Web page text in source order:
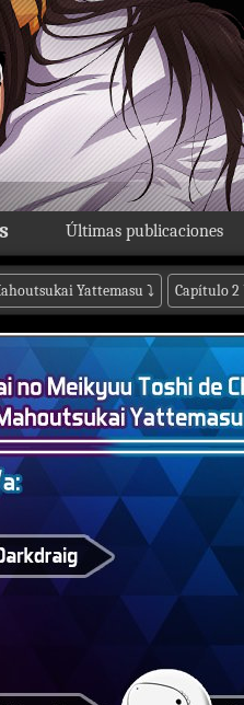
Últimas publicaciones
Yattemasu⤵ Capítulo 2